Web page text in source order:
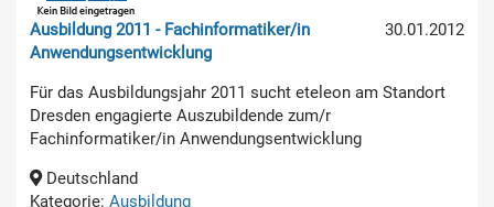
30.01.2012
Ausbildung 2011 - Fachinformatiker/in
Anwendungsentwicklung
Für das Ausbildungsjahr 2011 sucht eteleon am Standort
Dresden engagierte Auszubildende zum/r
Fachinformatiker/in Anwendungsentwicklung
Deutschland
Kategorie: Ausbildung